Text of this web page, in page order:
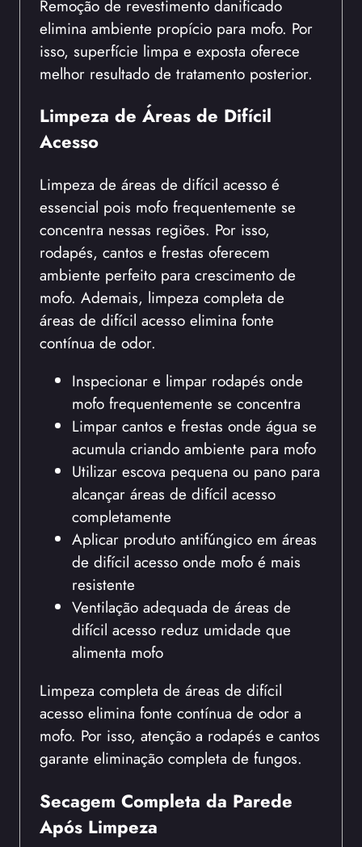
Remoção de revestimento danificado
elimina ambiente propício para mofo. Por
isso, superfície limpa e exposta oferece
melhor resultado de tratamento posterior.
Limpeza de Áreas de Difícil
Acesso
Limpeza de áreas de difícil acesso é
essencial pois mofo frequentemente se
concentra nessas regiões. Por isso,
rodapés, cantos e frestas oferecem
ambiente perfeito para crescimento de
mofo. Ademais, limpeza completa de
áreas de difícil acesso elimina fonte
contínua de odor.
Inspecionar e limpar rodapés onde
mofo frequentemente se concentra
Limpar cantos e frestas onde água se
acumula criando ambiente para mofo
Utilizar escova pequena ou pano para
alcançar áreas de difícil acesso
completamente
Aplicar produto antifúngico em áreas
de difícil acesso onde mofo é mais
resistente
Ventilação adequada de áreas de
difícil acesso reduz umidade que
alimenta mofo
Limpeza completa de áreas de difícil
acesso elimina fonte contínua de odor a
mofo. Por isso, atenção a rodapés e cantos
garante eliminação completa de fungos.
Secagem Completa da Parede
Após Limpeza